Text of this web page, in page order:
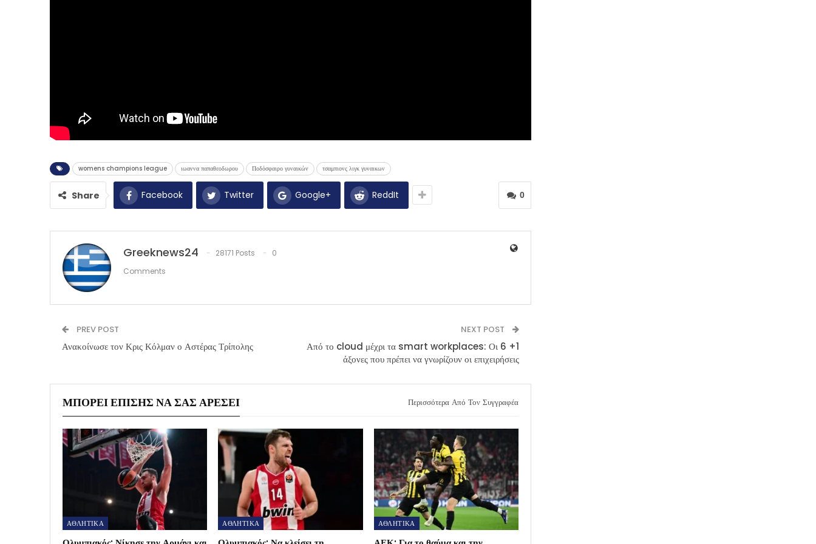
womens champions league ιωαννα παπαθεοδωρου Ποδόσφαιρο γυναικών τσαμπιονς λιγκ γυναικων
0
Share Facebook Twitter Google+ ReddIt
Greeknews24 28171 Posts
0
Comments
PREV POST
Ανακοίνωσε τον Κρις Κόλμαν ο Αστέρας Τρίπολης
NEXT POST
Από το cloud μέχρι τα smart workplaces: Οι 6 +1
άξονες που πρέπει να γνωρίζουν οι επιχειρήσεις
ΜΠΟΡΕΊ ΕΠΊΣΗΣ ΝΑ ΣΑΣ ΑΡΈΣΕΙ Περισσότερα Από Τον Συγγραφέα
ΑΘΛΗΤΙΚΑ ΑΘΛΗΤΙΚΑ ΑΘΛΗΤΙΚΑ